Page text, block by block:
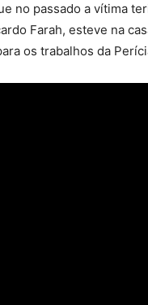
no passado a vítima
Farah, esteve na
os trabalhos da